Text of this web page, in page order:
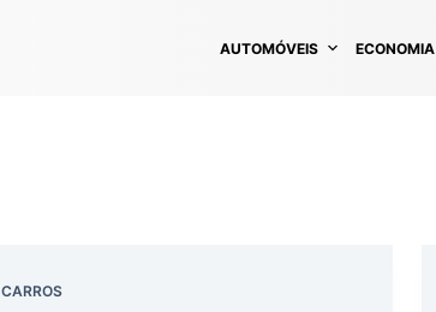
AUTOMÓVEIS ECONOMIA
CARROS